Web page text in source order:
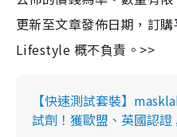
更新至文章發佈日期，訂
Lifestyle 概不負責。>>
【快速測試套裝】
試劑！獲歐盟、英國認